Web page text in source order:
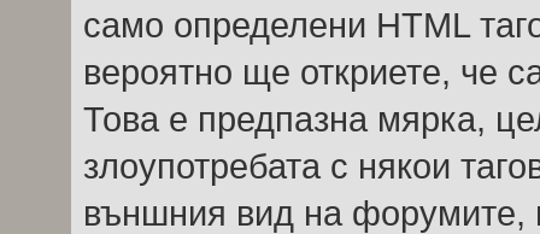
само определени HTML
вероятно ще откриете, че
Това е предпазна мярка,
злоупотребата с някои
външния вид на форумите,